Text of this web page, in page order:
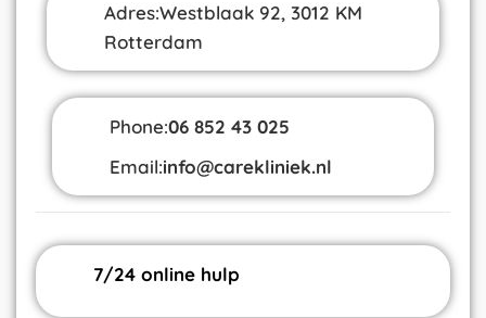
Adres:Westblaak 92, 3012 KM
Rotterdam
Phone:06 852 43 025
Email:info@carekliniek.nl
7/24 online hulp